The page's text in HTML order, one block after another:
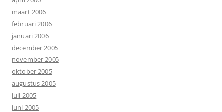
maart 2006
februari 2006
januari 2006
december 2005
november 2005
oktober 2005
augustus 2005
juli 2005
juni 2005